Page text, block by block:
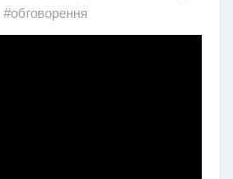
#обговорення